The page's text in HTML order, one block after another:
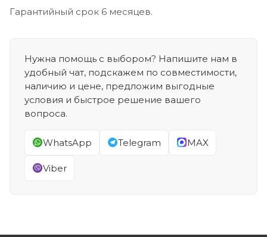
Гарантийный срок 6 месяцев.
Нужна помощь с выбором? Напишите нам в
удобный чат, подскажем по совместимости,
наличию и цене, предложим выгодные
условия и быстрое решение вашего
вопроса.
WhatsApp Telegram MAX
Viber